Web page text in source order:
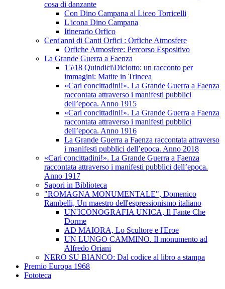
cosa di danzante
Con Dino Campana al Liceo Torricelli
L'icona Dino Campana
Itinerario Orfico
Cent'anni di Canti Orfici : Orfiche Atmosfere
Orfiche Atmosfere: Percorso Espositivo
La Grande Guerra a Faenza
15\18 Quindici\Diciotto: un racconto per
immagini: Matite in Trincea
«Cari concittadini!». La Grande Guerra a Faenza
raccontata attraverso i manifesti pubblici
dell’epoca. Anno 1915
«Cari concittadini!». La Grande Guerra a Faenza
raccontata attraverso i manifesti pubblici
dell’epoca. Anno 1916
La Grande Guerra a Faenza raccontata attraverso
i manifesti pubblici dell’epoca. Anno 2018
«Cari concittadini!». La Grande Guerra a Faenza
raccontata attraverso i manifesti pubblici dell’epoca.
Anno 1917
Sapori in Biblioteca
"ROMAGNA MONUMENTALE", Domenico
Rambelli, Un maestro dell'espressionismo italiano
UN'ICONOGRAFIA UNICA, Il Fante Che
Dorme
AD MAIORA, Lo Scultore e l'Eroe
UN LUNGO CAMMINO. Il monumento ad
Alfredo Oriani
NERO SU BIANCO: Dal codice al libro a stampa
Premio Europa 1968
Fototeca